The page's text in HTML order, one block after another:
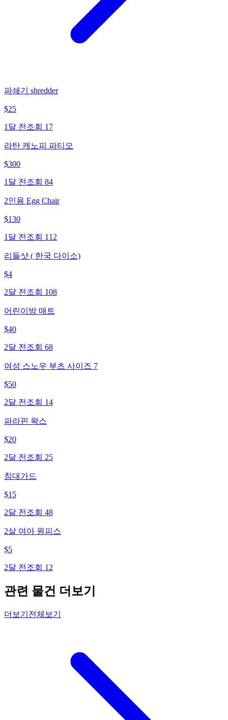
파쇄기 shredder
$25
1달 전 조회 17
라탄 캐노피 파티오
$300
1달 전 조회 84
2인용 Egg Chair
$130
1달 전 조회 112
리들샷 ( 한국 다이소)
$4
2달 전 조회 108
어린이방 매트
$40
2달 전 조회 68
여성 스노우 부츠 사이즈 7
$50
2달 전 조회 14
파라핀 왁스
$20
2달 전 조회 25
침대가드
$15
2달 전 조회 48
2살 여아 원피스
$5
2달 전 조회 12
관련 물건 더보기
더보기 전체보기